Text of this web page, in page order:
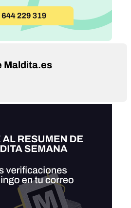
Maldita.es